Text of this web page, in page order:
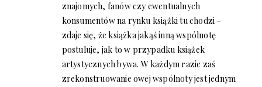
znajomych, fanów czy ewentualnych
konsumentów na rynku książki tu chodzi –
zdaje się, że książka jakąś inną wspólnotę
postuluje, jak to w przypadku książek
artystycznych bywa. W każdym razie zaś
zrekonstruowanie owej wspólnoty jest jednym